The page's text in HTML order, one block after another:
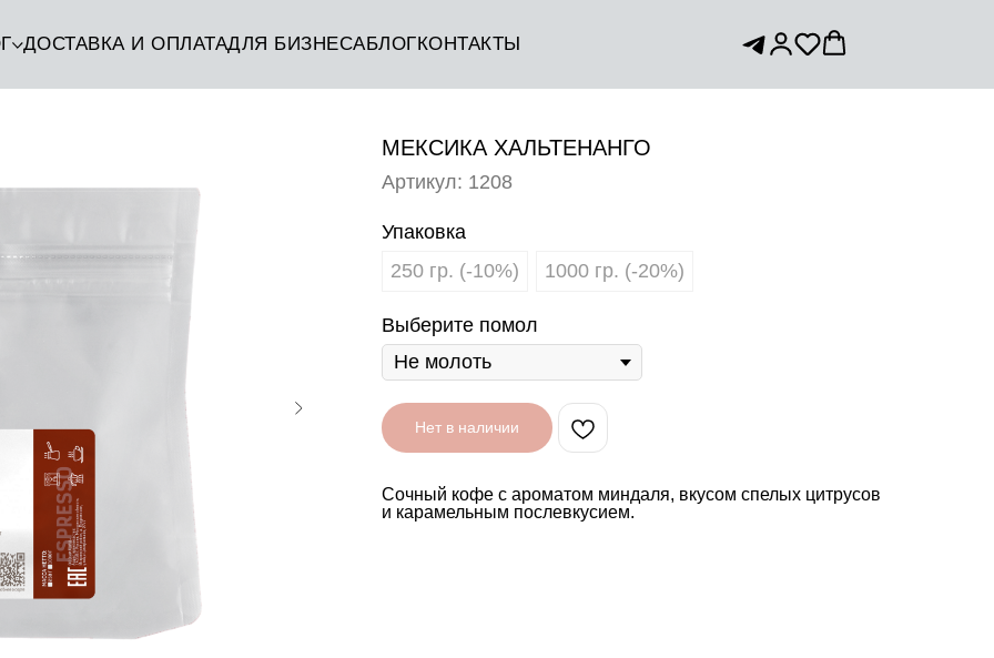
ДОСТАВКА И ОПЛАТАДЛЯ БИЗНЕСАБЛОГКОНТАКТЫ
МЕКСИКА ХАЛЬТЕНАНГО
Артикул: 1208
Упаковка
250 гр. (-10%)
1000 гр. (-20%)
Выберите помол
Нет в наличии
Сочный кофе с ароматом миндаля, вкусом спелых цитрусов
и карамельным послевкусием.